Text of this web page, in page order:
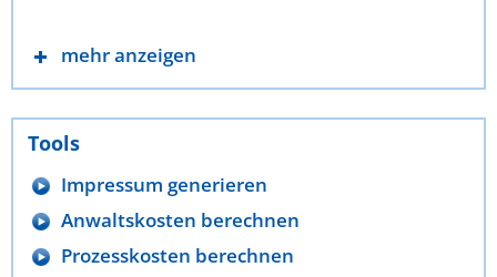
mehr anzeigen
Tools
Impressum generieren
Anwaltskosten berechnen
Prozesskosten berechnen